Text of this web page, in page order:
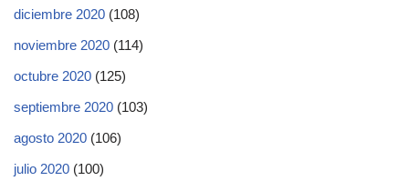
diciembre 2020 (108)
noviembre 2020 (114)
octubre 2020 (125)
septiembre 2020 (103)
agosto 2020 (106)
julio 2020 (100)